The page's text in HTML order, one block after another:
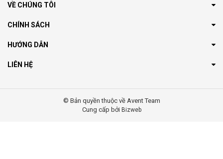
VỀ CHÚNG TÔI
CHÍNH SÁCH
HƯỚNG DẪN
LIÊN HỆ
© Bản quyền thuộc về Avent Team
Cung cấp bởi Bizweb